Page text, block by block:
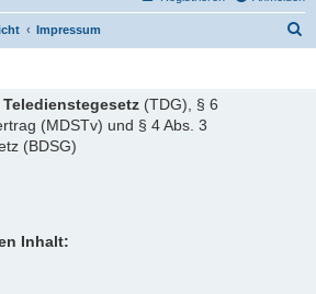
Impressum
(TDG), § 6
(MDSTv) und § 4 Abs. 3
(BDSG)
Inhalt: